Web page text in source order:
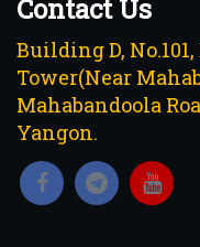
Contact Us
Building D,
Tower(Near
Mahabandoola
Yangon.